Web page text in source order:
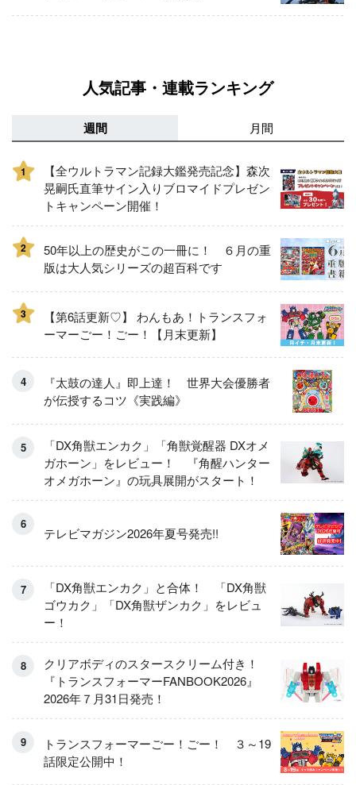
人気記事・連載ランキング
週間 月間
1
【全ウルトラマン記録大鑑発売記念】森次
晃嗣氏直筆サイン入りブロマイドプレゼン
トキャンペーン開催！
2
50年以上の歴史がこの一冊に！ ６月の重
版は大人気シリーズの超百科です
3
【第6話更新♡】 わんもあ！トランスフォ
ーマーごー！ごー！【月末更新】
『太鼓の達人』即上達！ 世界大会優勝者
が伝授するコツ《実践編》
「DX角獣エンカク」「角獣覚醒器 DXオメ
ガホーン」をレビュー！ 『角醒ハンター
オメガホーン』の玩具展開がスタート！
テレビマガジン2026年夏号発売!!
「DX角獣エンカク」と合体！ 「DX角獣
ゴウカク」「DX角獣ザンカク」をレビュ
ー！
クリアボディのスタースクリーム付き！
『トランスフォーマーFANBOOK2026』
2026年７月31日発売！
トランスフォーマーごー！ごー！ ３～19
話限定公開中！